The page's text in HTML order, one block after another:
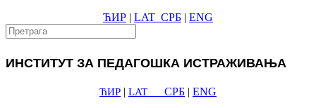
ЋИР | LAT СРБ | ENG
ИНСТИТУТ ЗА ПЕДАГОШКА ИСТРАЖИВАЊА
ЋИР | LAT СРБ | ENG